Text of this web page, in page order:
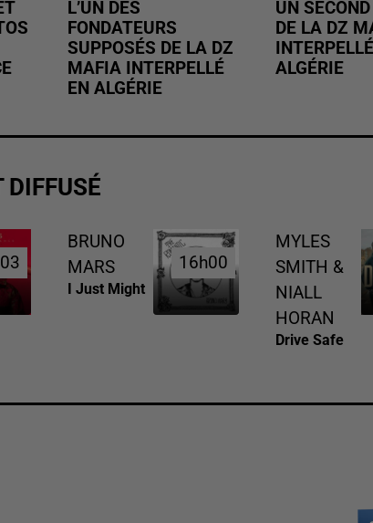
L’UN DES
FONDATEURS
SUPPOSÉS DE LA DZ
MAFIA INTERPELLÉ
EN ALGÉRIE
UN
DE LA DZ
ALGÉRIE
DIFFUSÉ
BRUNO
MARS
I Just Might
16h00
16h00
MYLES
SMITH &
NIALL
HORAN
Drive Safe